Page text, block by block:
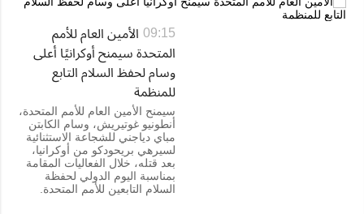
09:15 الأمين العام للأمم
المتحدة سيمنح أوكرانيًا أعلى
وسام لحفظ السلام التابع
للمنظمة
سيمنح الأمين العام للأمم المتحدة،
أنطونيو غوتيريش، وسام الكابتن
مباي دياجني للشجاعة الاستثنائية
لسيرهي بريحودكو من أوكرانيا،
بعد قتله، خلال الفعاليات المقامة
بمناسبة اليوم الدولي لحفظة
السلام التابعين للأمم المتحدة.